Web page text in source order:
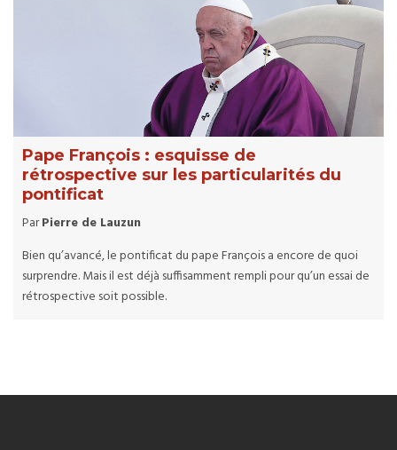
Pape François : esquisse de
rétrospective sur les particularités du
pontificat
ParPierre de Lauzun
Bien qu’avancé, le pontificat du pape François a encore de quoi
surprendre. Mais il est déjà suffisamment rempli pour qu’un essai de
rétrospective soit possible.